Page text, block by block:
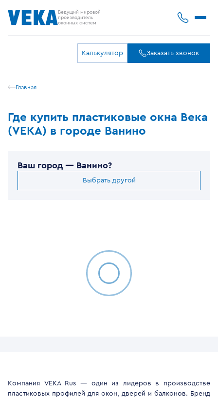
Ведущий мировой
производитель
оконных систем
Калькулятор Заказать звонок
Главная
Где купить пластиковые окна Века
(VEKA) в городе Ванино
Ваш город — Ванино?
Выбрать другой
Компания VEKA Rus — один из лидеров в производстве
пластиковых профилей для окон, дверей и балконов. Бренд